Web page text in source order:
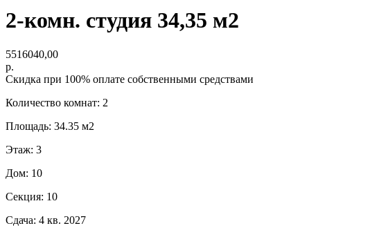
2-комн. студия 34,35 м2
5516040,00
р.
Скидка при 100% оплате собственными средствами
Количество комнат: 2
Площадь: 34.35 м2
Этаж: 3
Дом: 10
Секция: 10
Сдача: 4 кв. 2027